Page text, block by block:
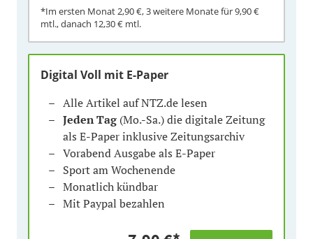
*Im ersten Monat2,90 €, 3 weitere Monate für9,90 €
mtl., danach 12,30 € mtl.
Digital Voll mit E-Paper
Alle Artikel auf NTZ.de lesen
Jeden Tag(Mo.-Sa.) die digitale Zeitung
als E-Paper inklusive Zeitungsarchiv
Vorabend Ausgabe als E-Paper
Sport am Wochenende
Monatlich kündbar
Mit Paypal bezahlen